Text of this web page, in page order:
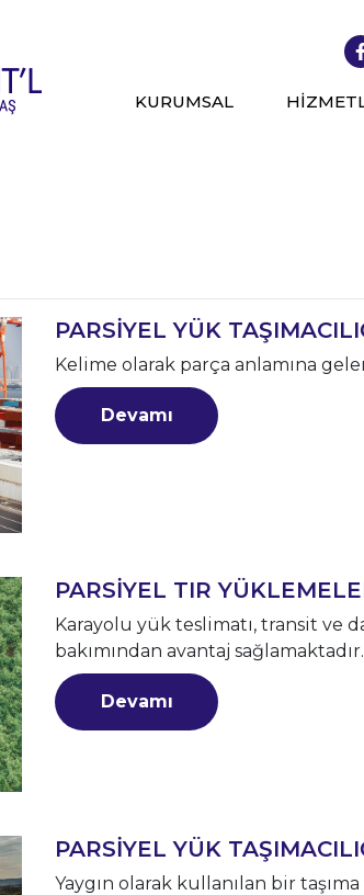
KURUMSAL
PARSİYEL YÜK
Kelime olarak parça anlamına
Devamı
PARSİYEL TIR
Karayolu yük teslimatı, transit ve
bakımından avantaj sağlamaktadır.
Devamı
PARSİYEL YÜK
Yaygın olarak kullanılan bir